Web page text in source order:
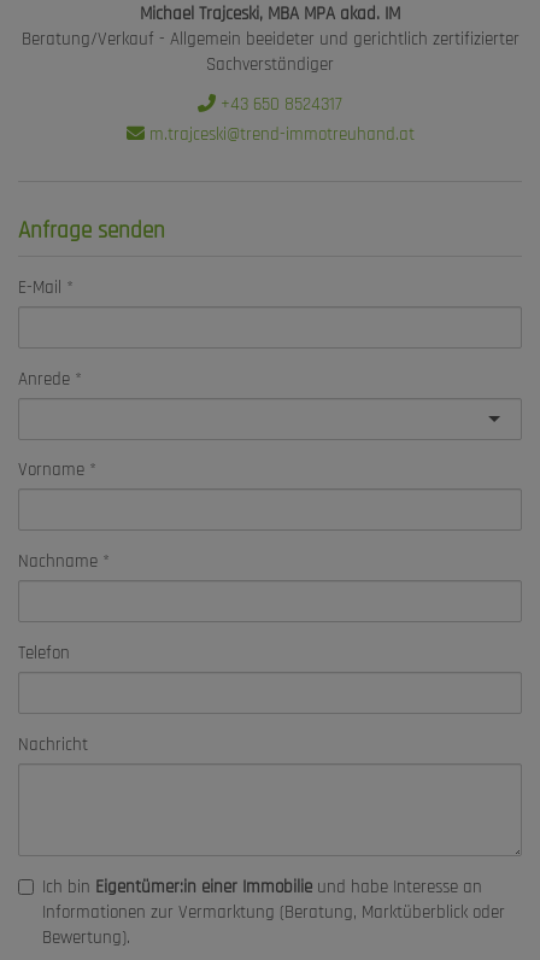
Michael Trajceski, MBA MPA akad. IM
Beratung/Verkauf - Allgemein beeideter und gerichtlich zertifizierter
Sachverständiger
+43 650 8524317
m.trajceski@trend-immotreuhand.at
Anfrage senden
E-Mail
Anrede
Vorname
Nachname
Telefon
Nachricht
Ich bin Eigentümer:in einer Immobilie und habe Interesse an
Informationen zur Vermarktung (Beratung, Marktüberblick oder
Bewertung).